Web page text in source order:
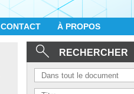
CONTACT À PROPOS
RECHERCHER